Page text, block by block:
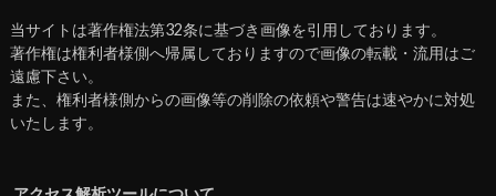
当サイトは著作権法第32条に基づき画像を引用しております。
著作権は権利者様側へ帰属しておりますので画像の転載・流用はご
遠慮下さい。
また、権利者様側からの画像等の削除の依頼や警告は速やかに対処
いたします。